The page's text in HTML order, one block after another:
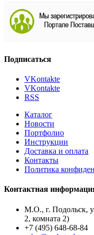
Подписаться
VKontakte
VKontakte
RSS
Каталог
Новости
Портфолио
Инструкции
Доставка и оплата
Контакты
Политика
Контактная
М.О., г. Подольск,
2, комната 2)
+7 (495) 648-68-84